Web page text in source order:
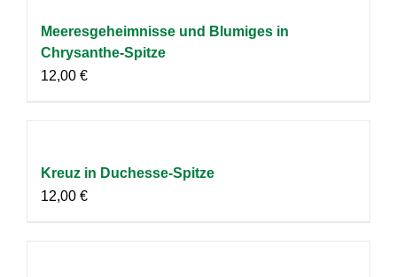
Meeresgeheimnisse und Blumiges in
Chrysanthe-Spitze
12,00 €
Kreuz in Duchesse-Spitze
12,00 €